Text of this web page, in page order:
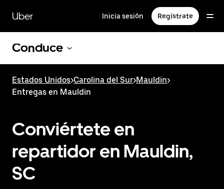
contenido
principal
Uber Inicia sesión Regístrate
Conduce
Estados Unidos>Carolina del Sur>Mauldin>
Entregas en Mauldin
Conviértete en
repartidor en Mauldin,
SC